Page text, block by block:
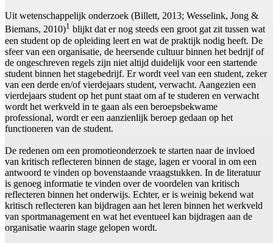
Uit wetenschappelijk onderzoek (Billett, 2013; Wesselink, Jong &
Biemans, 2010)1 blijkt dat er nog steeds een groot gat zit tussen wat
een student op de opleiding leert en wat de praktijk nodig heeft. De
sfeer van een organisatie, de heersende cultuur binnen het bedrijf of
de ongeschreven regels zijn niet altijd duidelijk voor een startende
student binnen het stagebedrijf. Er wordt veel van een student, zeker
van een derde en/of vierdejaars student, verwacht. Aangezien een
vierdejaars student op het punt staat om af te studeren en verwacht
wordt het werkveld in te gaan als een beroepsbekwame
professional, wordt er een aanzienlijk beroep gedaan op het
functioneren van de student.
De redenen om een promotieonderzoek te starten naar de invloed
van kritisch reflecteren binnen de stage, lagen er vooral in om een
antwoord te vinden op bovenstaande vraagstukken. In de literatuur
is genoeg informatie te vinden over de voordelen van kritisch
reflecteren binnen het onderwijs. Echter, er is weinig bekend wat
kritisch reflecteren kan bijdragen aan het leren binnen het werkveld
van sportmanagement en wat het eventueel kan bijdragen aan de
organisatie waarin stage gelopen wordt.